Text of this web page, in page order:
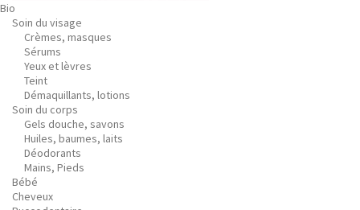
Bio
Soin du visage
Crèmes, masques
Sérums
Yeux et lèvres
Teint
Démaquillants, lotions
Soin du corps
Gels douche, savons
Huiles, baumes, laits
Déodorants
Mains, Pieds
Bébé
Cheveux